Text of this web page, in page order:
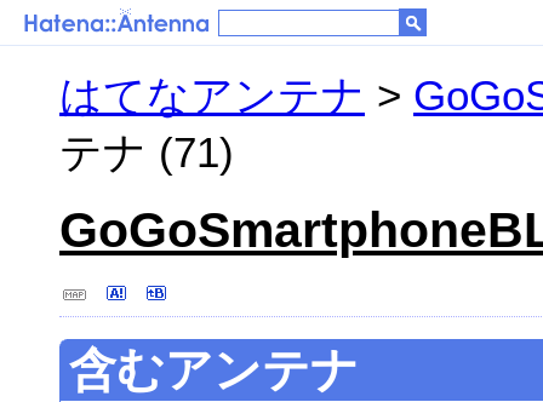
はてなアンテナ >
テナ (71)
含むアンテナ